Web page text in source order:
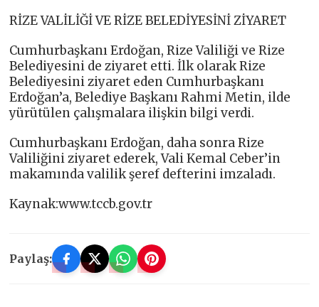
RİZE VALİLİĞİ VE RİZE BELEDİYESİNİ ZİYARET
Cumhurbaşkanı Erdoğan, Rize Valiliği ve Rize
Belediyesini de ziyaret etti. İlk olarak Rize
Belediyesini ziyaret eden Cumhurbaşkanı
Erdoğan’a, Belediye Başkanı Rahmi Metin, ilde
yürütülen çalışmalara ilişkin bilgi verdi.
Cumhurbaşkanı Erdoğan, daha sonra Rize
Valiliğini ziyaret ederek, Vali Kemal Ceber’in
makamında valilik şeref defterini imzaladı.
Kaynak:www.tccb.gov.tr
Paylaş: